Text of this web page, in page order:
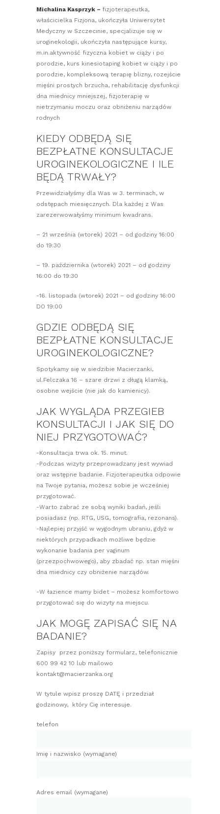
Michalina Kasprzyk – fizjoterapeutka,
właścicielka Fizjona, ukończyła Uniwersytet
Medyczny w Szczecinie, specjalizuje się w
uroginekologii, ukończyła następujące kursy,
m.in.aktywność fizyczna kobiet w ciąży i po
porodzie, kurs kinesiotaping kobiet w ciąży i po
porodzie, kompleksową terapię blizny, rozejście
mięśni prostych brzucha, rehabilitację dysfunkcji
dna miednicy mniejszej, fizjoterapię w
nietrzymaniu moczu oraz obniżeniu narządów
rodnych
KIEDY ODBĘDĄ SIĘ
BEZPŁATNE KONSULTACJE
UROGINEKOLOGICZNE I ILE
BĘDĄ TRWAŁY?
Przewidziałyśmy dla Was w 3. terminach, w
odstępach miesięcznych. Dla każdej z Was
zarezerwowałyśmy minimum kwadrans.
– 21 września (wtorek) 2021 – od godziny 16:00
do 19:30
– 19. października (wtorek) 2021 – od godziny
16:00 do 19:30
-16. listopada (wtorek) 2021 – od godziny 16:00
DO 19:00
GDZIE ODBĘDĄ SIĘ
BEZPŁATNE KONSULTACJE
UROGINEKOLOGICZNE?
Spotykamy się w siedzibie Macierzanki,
ul.Felczaka 16 – szare drzwi z długą klamką,
osobne wejście (nie jak do kamienicy).
JAK WYGLĄDA PRZEGIEB
KONSULTACJI I JAK SIĘ DO
NIEJ PRZYGOTOWAĆ?
-Konsultacja trwa ok. 15. minut.
-Podczas wizyty przeprowadzany jest wywiad
oraz wstępne badanie. Fizjoterapeutka odpowie
na Twoje pytania, możesz sobie je wcześniej
przygotować.
-Warto zabrać ze sobą wyniki badań, jeśli
posiadasz (np. RTG, USG, tomografia, rezonans).
-Najlepiej przyjść w wygodnym ubraniu, gdyż w
niektórych przypadkach możliwe będzie
wykonanie badania per vaginum
(przezpochwowego), aby zbadać np. stan mięśni
dna miednicy czy obniżenie narządów.
-W łazience mamy bidet – możesz komfortowo
przygotować się do wizyty na miejscu.
JAK MOGĘ ZAPISAĆ SIĘ NA
BADANIE?
Zapisy przez poniższy formularz, telefonicznie
600 99 42 10 lub mailowo
kontakt@macierzanka.org
W tytule wpisz proszę DATĘ i przedział
godzinowy, który Cię interesuje.
telefon
Imię i nazwisko (wymagane)
Adres email (wymagane)